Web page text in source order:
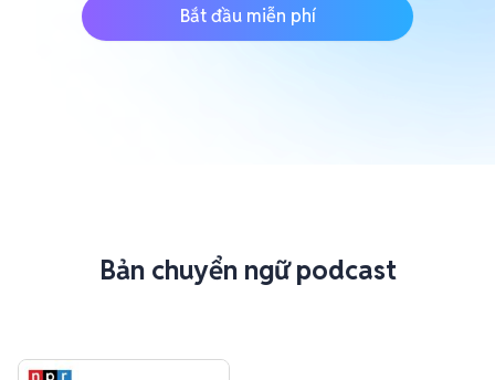
Bắt đầu miễn phí
Bản chuyển ngữ podcast